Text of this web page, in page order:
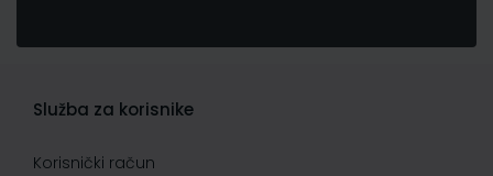
Služba za korisnike
Korisnički račun